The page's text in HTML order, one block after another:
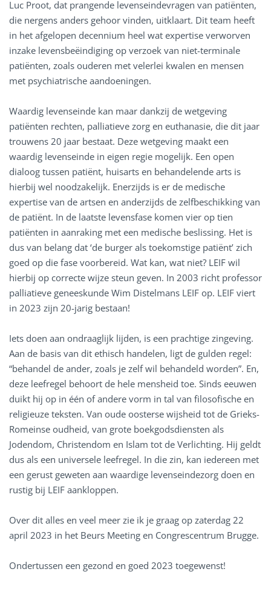
Luc Proot, dat prangende levenseindevragen van patiënten,
die nergens anders gehoor vinden, uitklaart. Dit team heeft
in het afgelopen decennium heel wat expertise verworven
inzake levensbeëindiging op verzoek van niet-terminale
patiënten, zoals ouderen met velerlei kwalen en mensen
met psychiatrische aandoeningen.
Waardig levenseinde kan maar dankzij de wetgeving
patiënten rechten, palliatieve zorg en euthanasie, die dit jaar
trouwens 20 jaar bestaat. Deze wetgeving maakt een
waardig levenseinde in eigen regie mogelijk. Een open
dialoog tussen patiënt, huisarts en behandelende arts is
hierbij wel noodzakelijk. Enerzijds is er de medische
expertise van de artsen en anderzijds de zelfbeschikking van
de patiënt. In de laatste levensfase komen vier op tien
patiënten in aanraking met een medische beslissing. Het is
dus van belang dat ‘de burger als toekomstige patiënt’ zich
goed op die fase voorbereid. Wat kan, wat niet? LEIF wil
hierbij op correcte wijze steun geven. In 2003 richt professor
palliatieve geneeskunde Wim Distelmans LEIF op. LEIF viert
in 2023 zijn 20-jarig bestaan!
Iets doen aan ondraaglijk lijden, is een prachtige zingeving.
Aan de basis van dit ethisch handelen, ligt de gulden regel:
“behandel de ander, zoals je zelf wil behandeld worden”. En,
deze leefregel behoort de hele mensheid toe. Sinds eeuwen
duikt hij op in één of andere vorm in tal van filosofische en
religieuze teksten. Van oude oosterse wijsheid tot de Grieks-
Romeinse oudheid, van grote boekgodsdiensten als
Jodendom, Christendom en Islam tot de Verlichting. Hij geldt
dus als een universele leefregel. In die zin, kan iedereen met
een gerust geweten aan waardige levenseindezorg doen en
rustig bij LEIF aankloppen.
Over dit alles en veel meer zie ik je graag op zaterdag 22
april 2023 in het Beurs Meeting en Congrescentrum Brugge.
Ondertussen een gezond en goed 2023 toegewenst!